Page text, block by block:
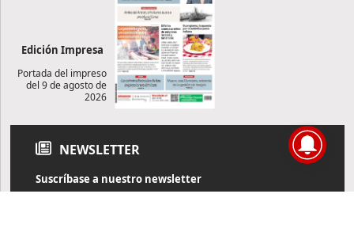
Edición Impresa
Portada del impreso
del 9 de agosto de
2026
NEWSLETTER
Suscríbase a nuestro newsletter
Reciba diariamente información de actualidad directamente en